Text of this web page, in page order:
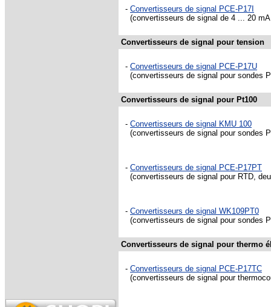
- Convertisseurs de signal PCE-P17I
(convertisseurs de signal de 4 ... 20
Convertisseurs de signal pour tension
- Convertisseurs de signal PCE-P17U
(convertisseurs de signal pour sondes
Convertisseurs de signal pour Pt100
- Convertisseurs de signal KMU 100
(convertisseurs de signal pour sondes
- Convertisseurs de signal PCE-P17PT
(convertisseurs de signal pour RTD,
- Convertisseurs de signal WK109PT0
(convertisseurs de signal pour sondes
Convertisseurs de signal pour thermo
- Convertisseurs de signal PCE-P17TC
(convertisseurs de signal pour